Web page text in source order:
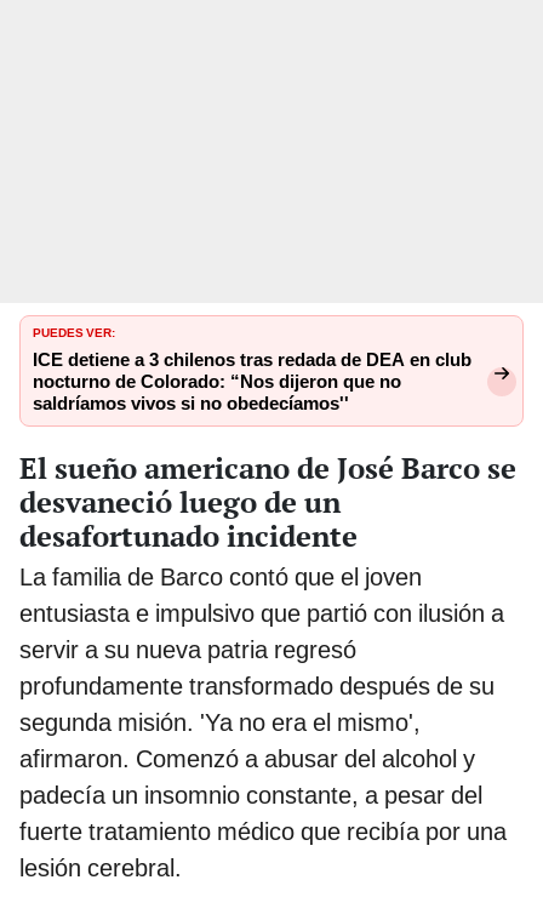
PUEDES VER:
ICE detiene a 3 chilenos tras redada de DEA en club
nocturno de Colorado: “Nos dijeron que no
saldríamos vivos si no obedecíamos''
El sueño americano de José Barco se
desvaneció luego de un
desafortunado incidente
La familia de Barco contó que el joven
entusiasta e impulsivo que partió con ilusión a
servir a su nueva patria regresó
profundamente transformado después de su
segunda misión. 'Ya no era el mismo',
afirmaron. Comenzó a abusar del alcohol y
padecía un insomnio constante, a pesar del
fuerte tratamiento médico que recibía por una
lesión cerebral.